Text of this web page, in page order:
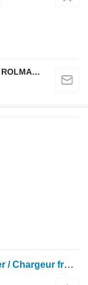
Przedsiębiorstwo Produkcyjno-Handlowe ROLMAPOL Marcin Dziekan
Metal-Technik Frontlader / Front loader / Chargeur frontal MT-03